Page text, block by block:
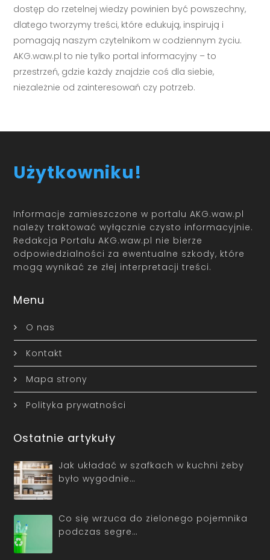
dostęp do rzetelnej wiedzy powinien być powszechny,
dlatego tworzymy treści, które edukują, inspirują i
pomagają naszym czytelnikom w codziennym życiu.
AKG.waw.pl to nie tylko portal informacyjny – to
przestrzeń, gdzie każdy znajdzie coś dla siebie,
niezależnie od zainteresowań czy potrzeb.
Użytkowniku!
Informacje zamieszczone w portalu AKG.waw.pl
należy traktować wyłącznie czysto informacyjnie.
Redakcja Portalu AKG.waw.pl nie bierze
odpowiedzialności za ewentualne szkody, które
mogą wynikać ze złej interpretacji treści.
Menu
O nas
Kontakt
Mapa strony
Polityka prywatności
Ostatnie artykuły
Jak układać w szafkach w kuchni żeby
było wygodnie…
Co się wrzuca do zielonego pojemnika
podczas segre…